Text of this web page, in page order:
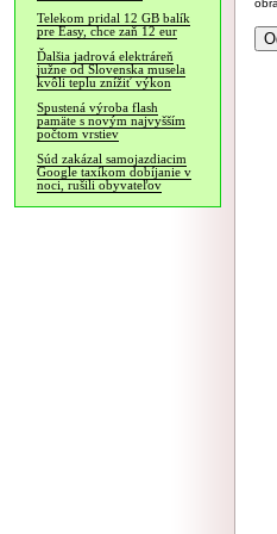
Telekom pridal 12 GB balík
pre Easy, chce zaň 12 eur
Ďalšia jadrová elektráreň
južne od Slovenska musela
kvôli teplu znížiť výkon
Spustená výroba flash
pamäte s novým najvyšším
počtom vrstiev
Súd zakázal samojazdiacim
Google taxíkom dobíjanie v
noci, rušili obyvateľov